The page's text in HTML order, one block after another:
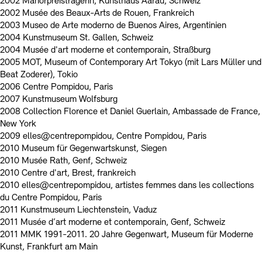
2002 Musée des Beaux-Arts de Rouen, Frankreich
2003 Museo de Arte moderno de Buenos Aires, Argentinien
2004 Kunstmuseum St. Gallen, Schweiz
2004 Musée d'art moderne et contemporain, Straßburg
2005 MOT, Museum of Contemporary Art Tokyo (mit Lars Müller und
Beat Zoderer), Tokio
2006 Centre Pompidou, Paris
2007 Kunstmuseum Wolfsburg
2008 Collection Florence et Daniel Guerlain, Ambassade de France,
New York
2009 elles@centrepompidou, Centre Pompidou, Paris
2010 Museum für Gegenwartskunst, Siegen
2010 Musée Rath, Genf, Schweiz
2010 Centre d'art, Brest, frankreich
2010 elles@centrepompidou, artistes femmes dans les collections
du Centre Pompidou, Paris
2011 Kunstmuseum Liechtenstein, Vaduz
2011 Musée d‘art moderne et contemporain, Genf, Schweiz
2011 MMK 1991-2011. 20 Jahre Gegenwart, Museum für Moderne
Kunst, Frankfurt am Main